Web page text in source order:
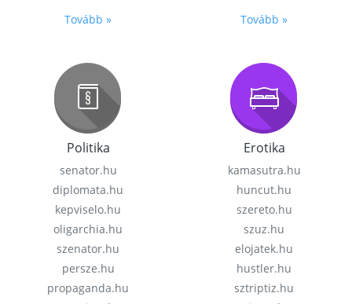
Tovább » Tovább »
Politika
senator.hu
diplomata.hu
kepviselo.hu
oligarchia.hu
szenator.hu
persze.hu
propaganda.hu
Erotika
kamasutra.hu
huncut.hu
szereto.hu
szuz.hu
elojatek.hu
hustler.hu
sztriptiz.hu